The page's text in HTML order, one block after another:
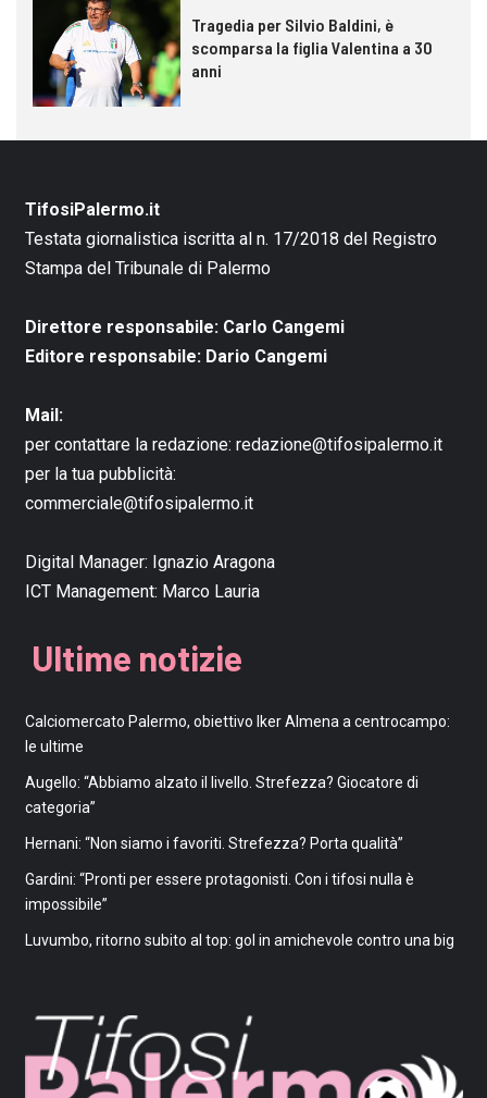
Tragedia per Silvio Baldini, è
scomparsa la figlia Valentina a 30
anni
TifosiPalermo.it
Testata giornalistica iscritta al n. 17/2018 del Registro
Stampa del Tribunale di Palermo
Direttore responsabile: Carlo Cangemi
Editore responsabile: Dario Cangemi
Mail:
per contattare la redazione: redazione@tifosipalermo.it
per la tua pubblicità:
commerciale@tifosipalermo.it
Digital Manager: Ignazio Aragona
ICT Management: Marco Lauria
Ultime notizie
Calciomercato Palermo, obiettivo Iker Almena a centrocampo:
le ultime
Augello: “Abbiamo alzato il livello. Strefezza? Giocatore di
categoria”
Hernani: “Non siamo i favoriti. Strefezza? Porta qualità”
Gardini: “Pronti per essere protagonisti. Con i tifosi nulla è
impossibile”
Luvumbo, ritorno subito al top: gol in amichevole contro una big